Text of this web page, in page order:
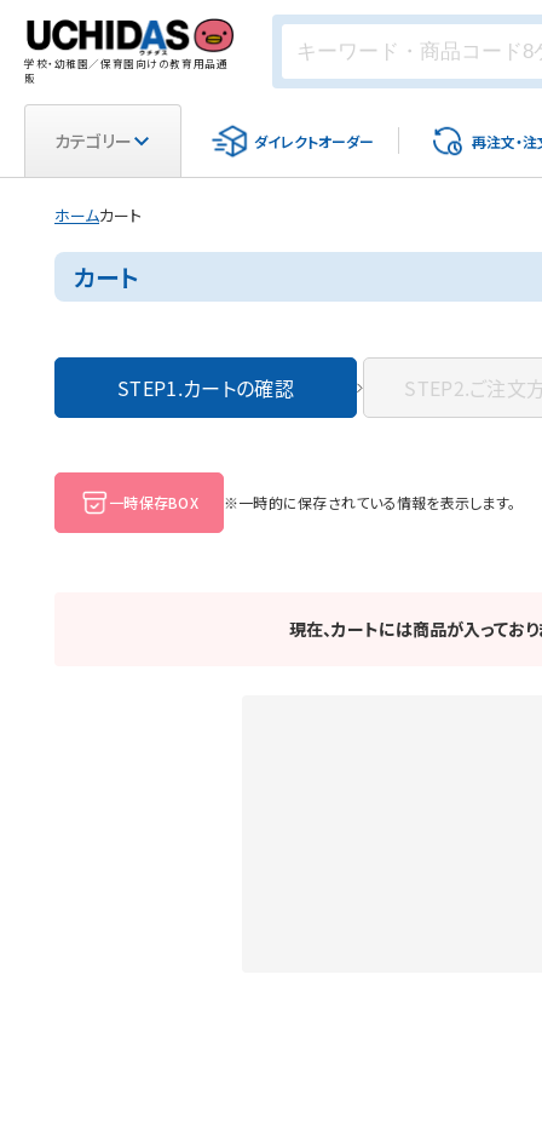
学校・幼稚園／保育園向けの教育用品通
販
カテゴリー ダイレクトオーダー 再注文・注
ホームカート
カート
STEP1.カートの確認 STEP2.ご注文
一時保存BOX ※一時的に保存されている情報を表示します。
現在、カートには商品が入ってお